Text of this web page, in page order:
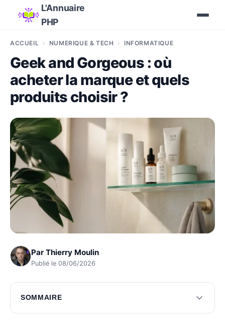
L'Annuaire
PHP
ACCUEIL NUMÉRIQUE & TECH INFORMATIQUE
Geek and Gorgeous : où
acheter la marque et quels
produits choisir ?
Par Thierry Moulin
Publié le 08/06/2026
SOMMAIRE
Où acheter Geek and Gorgeous